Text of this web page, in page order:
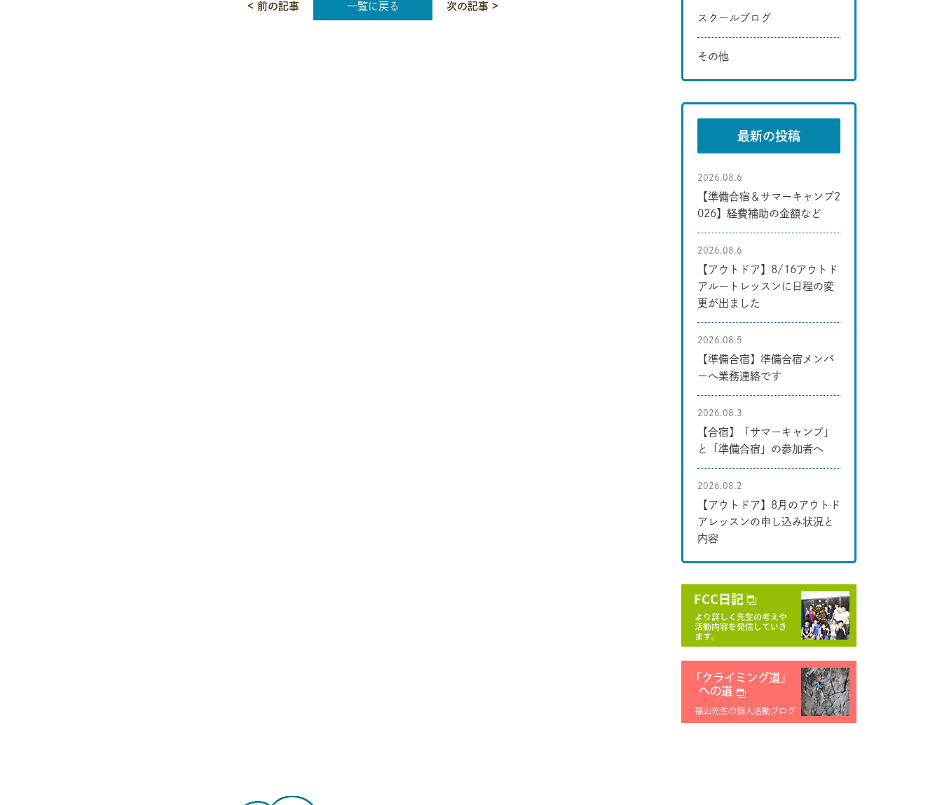
< 前の記事 一覧に戻る 次の記事 >
スクールブログ
その他
最新の投稿
【準備合宿＆サマーキャンプ2
026】経費補助の金額など
2026.08.6
【アウトドア】8/16アウトド
アルートレッスンに日程の変
更が出ました
2026.08.6
【準備合宿】準備合宿メンバ
ーへ業務連絡です
2026.08.5
【合宿】「サマーキャンプ」
と「準備合宿」の参加者へ
2026.08.3
【アウトドア】8月のアウトド
アレッスンの申し込み状況と
内容
2026.08.2